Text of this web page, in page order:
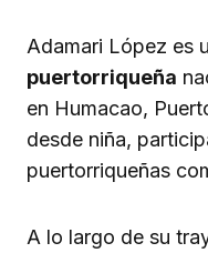
Adamari López es
puertorriqueña
en Humacao,
desde niña,
puertorriqueñas
A lo largo de su